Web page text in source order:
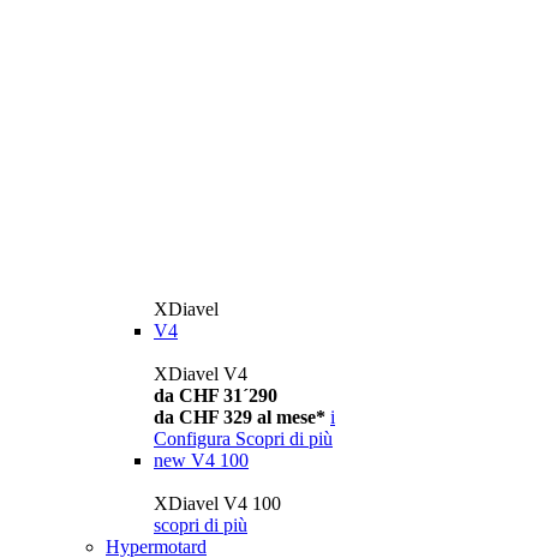
XDiavel
V4
XDiavel V4
da CHF 31´290
da CHF 329 al mese* i
Configura Scopri di più
new V4 100
XDiavel V4 100
scopri di più
Hypermotard